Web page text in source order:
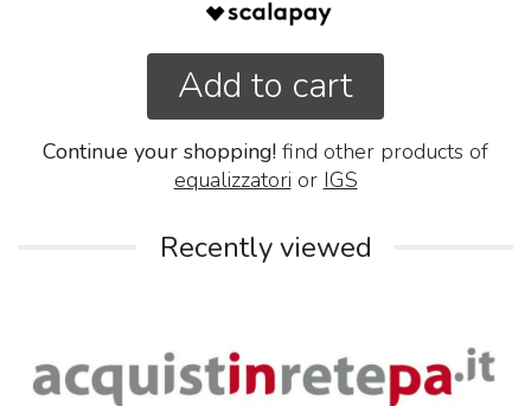
Add to cart
Continue your shopping! find other products of
equalizzatori or IGS
Recently viewed